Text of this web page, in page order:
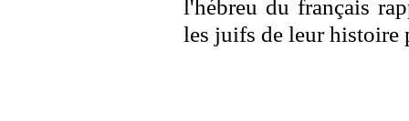
l'hébreu du français
les juifs de leur histoire